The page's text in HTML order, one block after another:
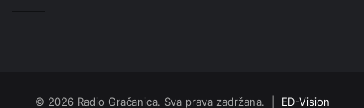
© 2026 Radio Gračanica. Sva prava zadržana. | ED-Vision